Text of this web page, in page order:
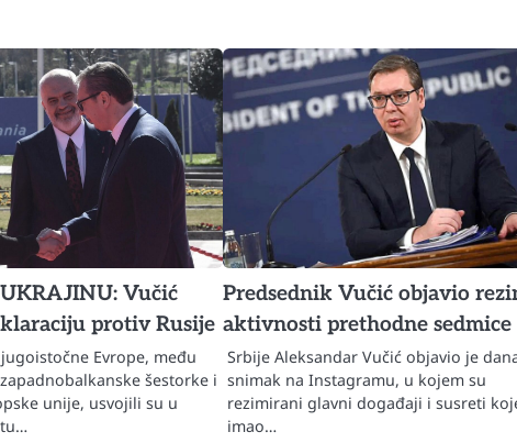
Vučić
protiv Rusije
Evrope, među
šestorke i
unije, usvojili su u
Predsednik Vučić objavio
aktivnosti prethodne sedmice
Srbije Aleksandar Vučić objavio je
snimak na Instagramu, u kojem su
rezimirani glavni događaji i susreti
imao…